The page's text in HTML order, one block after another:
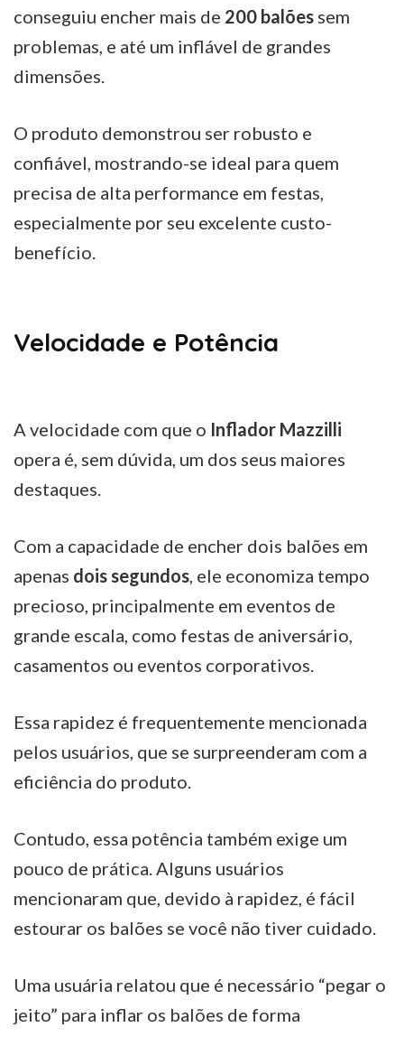
conseguiu encher mais de 200 balões sem
problemas, e até um inflável de grandes
dimensões.
O produto demonstrou ser robusto e
confiável, mostrando-se ideal para quem
precisa de alta performance em festas,
especialmente por seu excelente custo-
benefício.
Velocidade e Potência
A velocidade com que o Inflador Mazzilli
opera é, sem dúvida, um dos seus maiores
destaques.
Com a capacidade de encher dois balões em
apenas dois segundos, ele economiza tempo
precioso, principalmente em eventos de
grande escala, como festas de aniversário,
casamentos ou eventos corporativos.
Essa rapidez é frequentemente mencionada
pelos usuários, que se surpreenderam com a
eficiência do produto.
Contudo, essa potência também exige um
pouco de prática. Alguns usuários
mencionaram que, devido à rapidez, é fácil
estourar os balões se você não tiver cuidado.
Uma usuária relatou que é necessário “pegar o
jeito” para inflar os balões de forma